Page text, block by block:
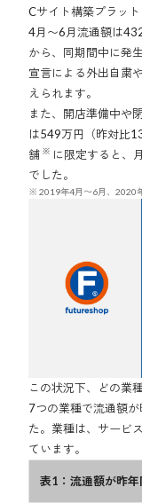
Cサイト構築プラッ
4月〜6月流通額は
から、同期間中に発
宣言による外出自粛
えられます。
また、開店準備中や
は549万円（昨対比
舗 ※ に限定すると、
でした。
2019年4月〜6月、2020
この状況下、どの業
7つの業種で流通額
た。業種は、サービ
ています。
表1：流通額が昨